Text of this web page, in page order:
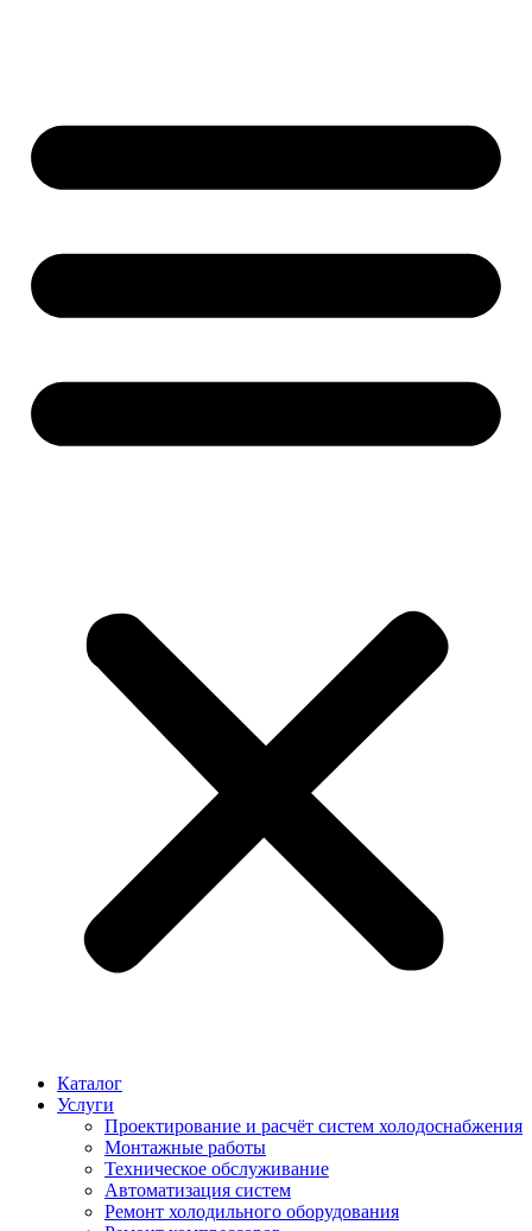
Каталог
Услуги
Проектирование и расчёт систем холодоснабжения
Монтажные работы
Техническое обслуживание
Автоматизация систем
Ремонт холодильного оборудования